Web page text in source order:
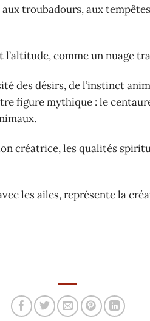
troubadours, aux
comme un nuage
des désirs, de l’instinct
figure mythique : le
créatrice, les qualités
les ailes, représente la